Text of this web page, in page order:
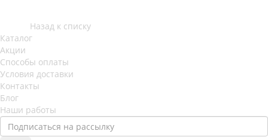
Назад к списку
Каталог
Акции
Способы оплаты
Условия доставки
Контакты
Блог
Наши работы